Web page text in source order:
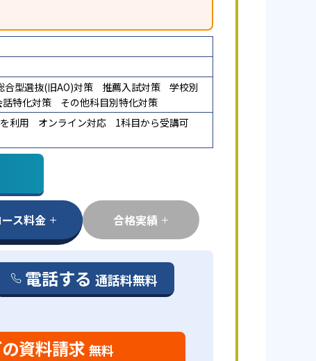
合型選抜(旧AO)対策 推薦入試対策
学校別
特化対策
その他科目別特化対策
利用 オンライン対応
1科目から受講可
ース料金 合格実績
電話する 通話料無料
資料請求 無料